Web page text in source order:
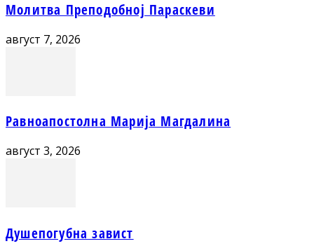
Молитва Преподобној Параскеви
август 7, 2026
Равноапостолна Марија Магдалина
август 3, 2026
Душепогубна завист